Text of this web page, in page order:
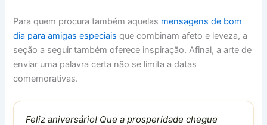
Para quem procura também aquelas mensagens de bom
dia para amigas especiais que combinam afeto e leveza, a
seção a seguir também oferece inspiração. Afinal, a arte de
enviar uma palavra certa não se limita a datas
comemorativas.
Feliz aniversário! Que a prosperidade chegue